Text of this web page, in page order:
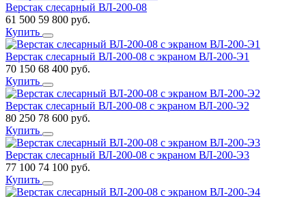
Верстак слесарный ВЛ-200-08
61 500 59 800 руб.
Купить
Верстак слесарный ВЛ-200-08 с экраном ВЛ-200-Э1
70 150 68 400 руб.
Купить
Верстак слесарный ВЛ-200-08 с экраном ВЛ-200-Э2
80 250 78 600 руб.
Купить
Верстак слесарный ВЛ-200-08 с экраном ВЛ-200-Э3
77 100 74 100 руб.
Купить